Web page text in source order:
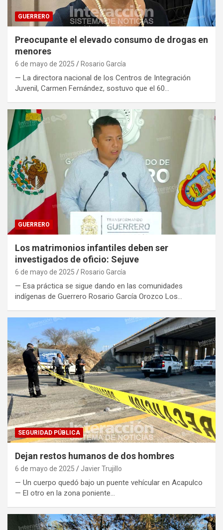
GUERRERO
Preocupante el elevado consumo de drogas en
menores
6 de mayo de 2025 Rosario García
— La directora nacional de los Centros de Integración
Juvenil, Carmen Fernández, sostuvo que el 60…
GUERRERO
Los matrimonios infantiles deben ser
investigados de oficio: Sejuve
6 de mayo de 2025 Rosario García
— Esa práctica se sigue dando en las comunidades
indígenas de Guerrero Rosario García Orozco Los…
SEGURIDAD PÚBLICA
Dejan restos humanos de dos hombres
6 de mayo de 2025 Javier Trujillo
— Un cuerpo quedó bajo un puente vehícular en Acapulco
— El otro en la zona poniente…